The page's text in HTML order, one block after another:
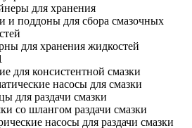
для хранения
и поддоны для сбора смазочных
для хранения жидкостей
для консистентной смазки
насосы для смазки
для раздачи смазки
со шлангом раздачи смазки
насосы для раздачи смазки